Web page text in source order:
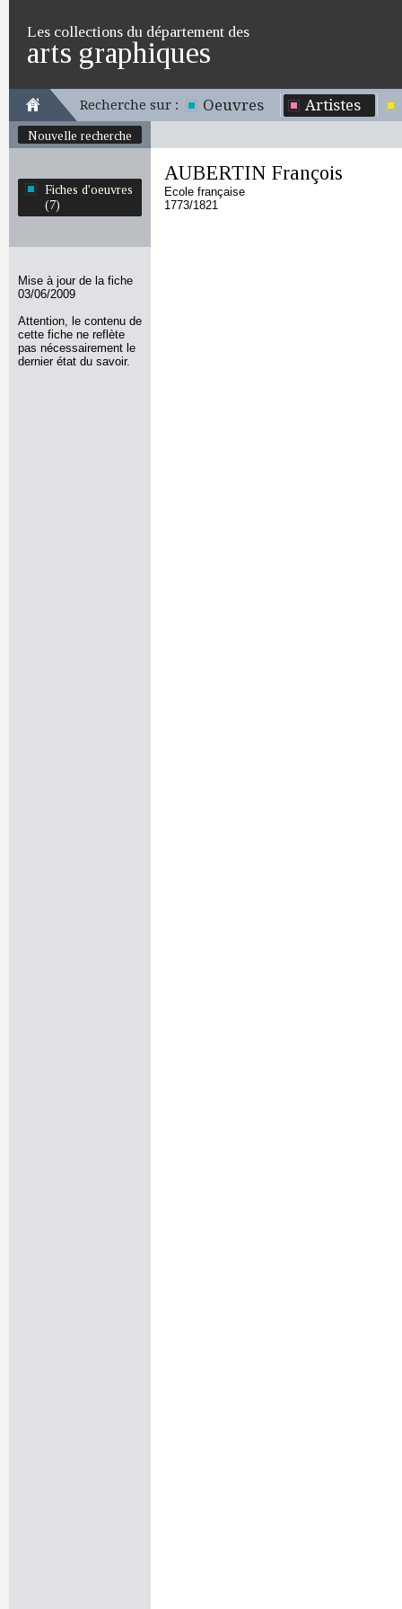
Les collections du département des
arts graphiques
Recherche sur : Oeuvres Artistes
Nouvelle recherche
Fiches d'oeuvres
(7)
Mise à jour de la fiche
03/06/2009
Attention, le contenu de
cette fiche ne reflète
pas nécessairement le
dernier état du savoir.
AUBERTIN François
Ecole française
1773/1821